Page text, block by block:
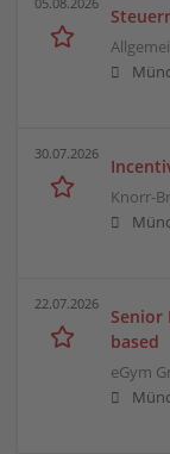
05.08.2026
30.07.2026
Knorr-
22.07.2026
Senior
based
eGym